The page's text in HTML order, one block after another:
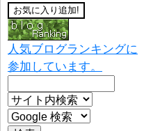
人気ブログランキングに
参加しています。